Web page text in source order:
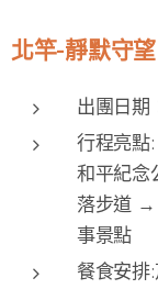
北竿-靜默守望
出團日期
行程亮點
和平紀
落步道
事景點
餐食安排